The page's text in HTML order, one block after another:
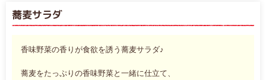
蕎麦サラダ
香味野菜の香りが食欲を誘う蕎麦サラダ♪
蕎麦をたっぷりの香味野菜と一緒に仕立て、